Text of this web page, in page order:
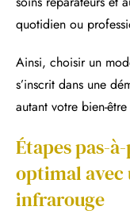
quotidien ou
Ainsi, choisir un
s’inscrit dans une
autant votre bien-
Étapes pas-
optimal avec
infrarouge